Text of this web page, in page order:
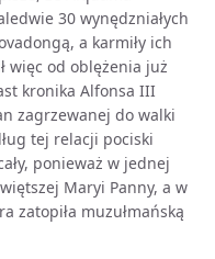
30 wynędzniałych
a karmiły ich
więc od oblężenia już
kronika Alfonsa III
zagrzewanej do walki
tej relacji pociski
ponieważ w jednej
Maryi Panny, a w
zatopiła muzułmańską